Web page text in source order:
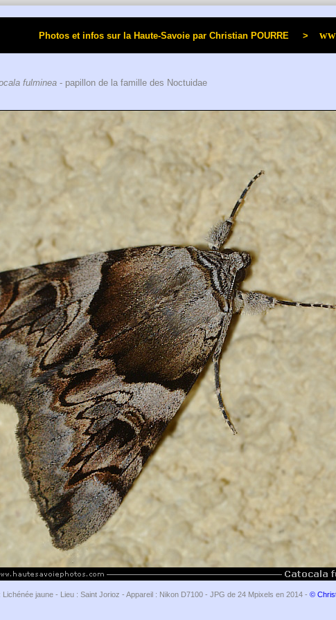
Photos et infos sur la Haute-Savoie par Christian POURRE >
fulminea- papillon de la famille des Noctuidae
Lichénée jaune - Lieu : Saint Jorioz - Appareil : Nikon D7100 - JPG de 24 Mpixels en 2014 - ©